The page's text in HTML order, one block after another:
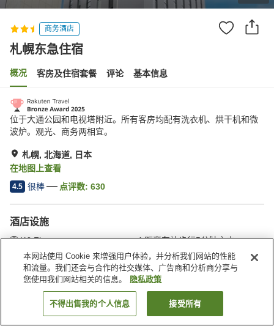
商务酒店
札幌东急住宿
概况 客房及住宿套餐 评论 基本信息
位于大通公园和电视塔附近。所有客房均配有洗衣机、烘干机和微
波炉。观光、商务两相宜。
札幌, 北海道, 日本
在地图上查看
4.5 很棒 点评数: 630
酒店设施
Wi-Fi
距离车站步行5分钟之内
餐厅
全馆禁烟
首页 日本 北海道 札幌 札幌东急住宿
搜索客房
本网站使用 Cookie 来增强用户体验，并分析我们网站的性能
和流量。我们还会与合作的社交媒体、广告商和分析商分享与
您使用我们网站相关的信息。
隐私政策
不得出售我的个人信息 接受所有